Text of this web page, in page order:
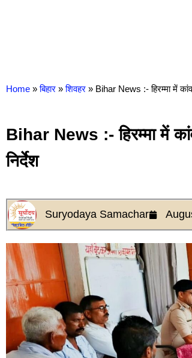
Home » बिहार » शिवहर » Bihar News :- हिरम्मा में
Bihar News :- हिरम्मा में
निर्देश
Suryodaya Samachar